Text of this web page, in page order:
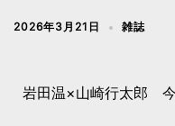
2026年3月21日 雑誌
岩田温×山崎行太郎